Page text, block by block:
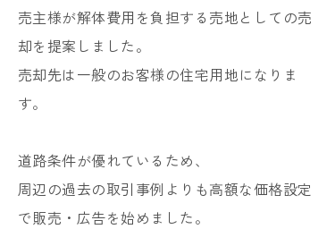
売主様が解体費用を負担する売地としての売
却を提案しました。
売却先は一般のお客様の住宅用地になりま
す。
道路条件が優れているため、
周辺の過去の取引事例よりも高額な価格設定
で販売・広告を始めました。